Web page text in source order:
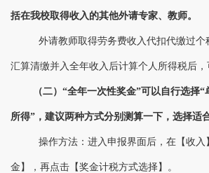
括在我校取得收入的其他外请专家、教师。
外请教师取得劳务费收入代扣代缴过个
汇算清缴并入全年收入后计算个人所得税后，
（二） “全年一次性奖金”可以自行选择“
所得”，建议两种方式分别测算一下，选择适
操作方法：进入申报界面后，在【收
金】，再点击【奖金计税方式选择】。